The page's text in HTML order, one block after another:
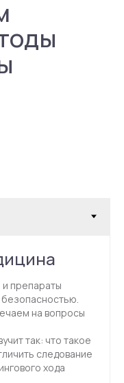
препараты
на вопросы
так: что такое
следование
хода